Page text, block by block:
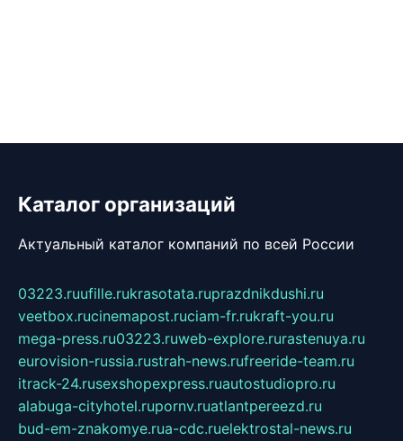
Каталог организаций
Актуальный каталог компаний по всей России
03223.ruufille.rukrasotata.ruprazdnikdushi.ru
veetbox.rucinemapost.ruciam-fr.rukraft-you.ru
mega-press.ru03223.ruweb-explore.rurastenuya.ru
eurovision-russia.rustrah-news.rufreeride-team.ru
itrack-24.rusexshopexpress.ruautostudiopro.ru
alabuga-cityhotel.rupornv.ruatlantpereezd.ru
bud-em-znakomye.rua-cdc.ruelektrostal-news.ru